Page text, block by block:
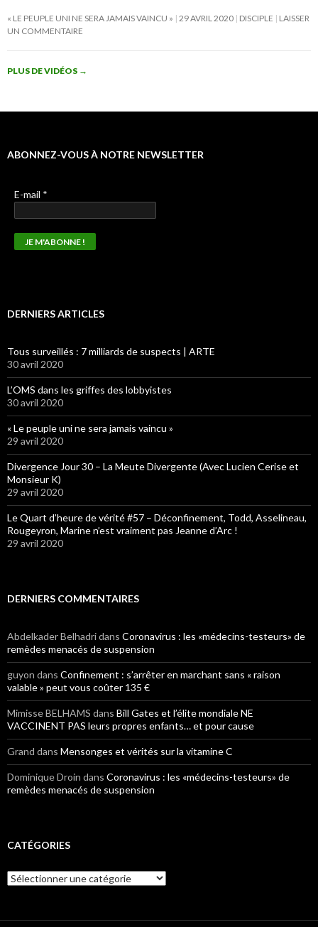
« LE PEUPLE UNI NE SERA JAMAIS VAINCU » 29 AVRIL 2020 DISCIPLE
LAISSER
UN COMMENTAIRE
PLUS DE VIDÉOS →
ABONNEZ-VOUS À NOTRE NEWSLETTER
E-mail *
DERNIERS ARTICLES
Tous surveillés : 7 milliards de suspects | ARTE
30 avril 2020
L’OMS dans les griffes des lobbyistes
30 avril 2020
« Le peuple uni ne sera jamais vaincu »
29 avril 2020
Divergence Jour 30 – La Meute Divergente (Avec Lucien Cerise et
Monsieur K)
29 avril 2020
Le Quart d’heure de vérité #57 – Déconfinement, Todd, Asselineau,
Rougeyron, Marine n’est vraiment pas Jeanne d’Arc !
29 avril 2020
DERNIERS COMMENTAIRES
Abdelkader Belhadridans Coronavirus : les «médecins-testeurs» de
remèdes menacés de suspension
guyon dans Confinement : s’arrêter en marchant sans « raison
valable » peut vous coûter 135 €
Mimisse BELHAMS dans Bill Gates et l’élite mondiale NE
VACCINENT PAS leurs propres enfants… et pour cause
Grand dans Mensonges et vérités sur la vitamine C
Dominique Droin dans Coronavirus : les «médecins-testeurs» de
remèdes menacés de suspension
CATÉGORIES
Catégories